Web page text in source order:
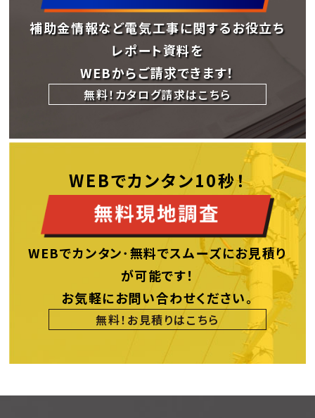
補助金情報など電気工事に関するお役立ち
レポート資料を
WEBからご請求できます！
無料！カタログ請求はこちら
WEBでカンタン10秒！
WEBでカンタン･無料でスムーズにお見積り
が可能です！
お気軽にお問い合わせください。
無料！お見積りはこちら